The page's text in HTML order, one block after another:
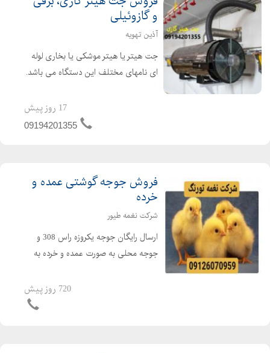
و گازوئیلی
آذین تهویه
جت هیتر یا هیتر موشکی یا بخاری لوله
ای نامهای مختلف این دستگاه می باشد.
گرم کردن سالن های تولید ، دامداری ها،
مرغداری ها و گلخانه ها می باشد. از جت
17 روز پیش
09194201355
فروش جوجه گوشتی عمده و
خرده
شرکت نغمه طیور
ارسال رایگان جوجه یکروزه راس 308 و
جوجه محلی به صورت عمده و خرده به
کیفیت فروش مرغ بومی یک روزه به
صورت عمده و خرده بهترین قیمت جوجه
720 روز پیش